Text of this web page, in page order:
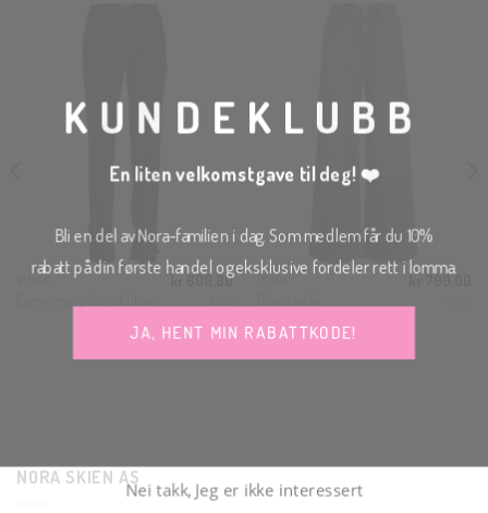
kr 600.00 kr
NORA SKIEN AS
KUNDEKLUBB
En liten velkomstgave til deg! ❤️
Bli en del av Nora-familien i dag. Som medlem får du 10%
rabatt på din første handel og eksklusive fordeler rett i lomma.
JA, HENT MIN RABATTKODE!
Nei takk, Jeg er ikke interessert